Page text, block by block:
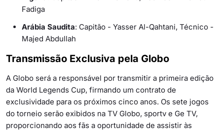
Fadiga
Arábia Saudita: Capitão - Yasser Al-Qahtani, Técnico -
Majed Abdullah
Transmissão Exclusiva pela Globo
A Globo será a responsável por transmitir a primeira edição
da World Legends Cup, firmando um contrato de
exclusividade para os próximos cinco anos. Os sete jogos
do torneio serão exibidos na TV Globo, sportv e Ge TV,
proporcionando aos fãs a oportunidade de assistir às